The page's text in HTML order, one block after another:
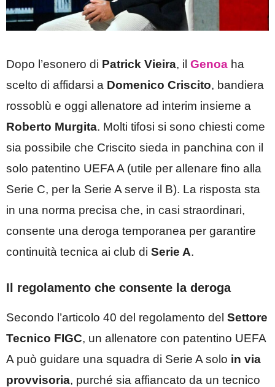
Dopo l’esonero di Patrick Vieira, il Genoa ha
scelto di affidarsi a Domenico Criscito, bandiera
rossoblù e oggi allenatore ad interim insieme a
Roberto Murgita. Molti tifosi si sono chiesti come
sia possibile che Criscito sieda in panchina con il
solo patentino UEFA A (utile per allenare fino alla
Serie C, per la Serie A serve il B). La risposta sta
in una norma precisa che, in casi straordinari,
consente una deroga temporanea per garantire
continuità tecnica ai club di Serie A.
Il regolamento che consente la deroga
Secondo l’articolo 40 del regolamento del Settore
Tecnico FIGC, un allenatore con patentino UEFA
A può guidare una squadra di Serie A solo in via
provvisoria, purché sia affiancato da un tecnico